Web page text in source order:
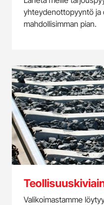
yhteydenottopyyntö ja
mahdollisimman pian.
Valikoimastamme